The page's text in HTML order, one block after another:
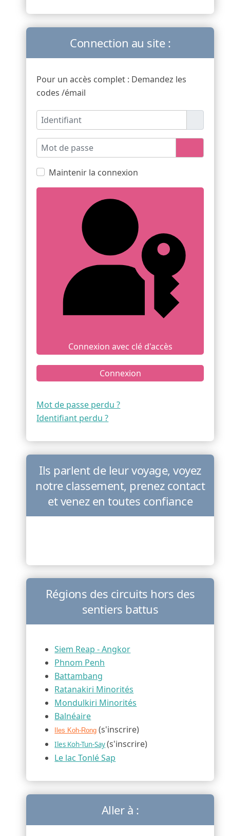
Connection au site :
Pour un accès complet : Demandez les
codes /émail
Identifiant
Mot de passe
Afficher
Maintenir la connexion
Connexion avec clé d'accès
Connexion
Mot de passe perdu ?
Identifiant perdu ?
Ils parlent de leur voyage, voyez
notre classement, prenez contact
et venez en toutes confiance
Régions des circuits hors des
sentiers battus
Siem Reap - Angkor
Phnom Penh
Battambang
Ratanakiri Minorités
Mondulkiri Minorités
Balnéaire
Iles Koh-Rong (s'inscrire)
Iles Koh-Tun-Say(s'inscrire)
Le lac Tonlé Sap
Aller à :